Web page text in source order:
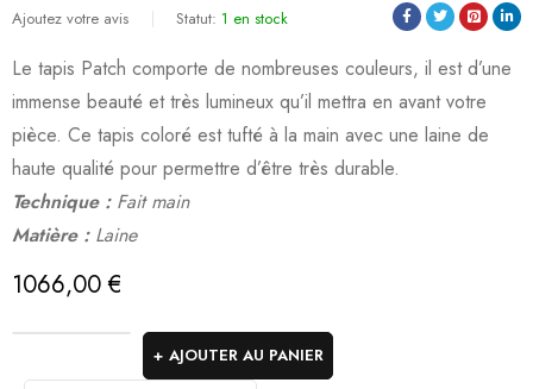
Ajoutez votre avis Statut: 1 en stock
Le tapis Patch comporte de nombreuses couleurs, il est d’une
immense beauté et très lumineux qu’il mettra en avant votre
pièce. Ce tapis coloré est tufté à la main avec une laine de
haute qualité pour permettre d’être très durable.
Technique :Fait main
Matière : Laine
1066,00€
AJOUTER AU PANIER